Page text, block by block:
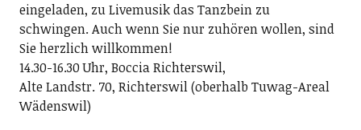
eingeladen, zu Livemusik das Tanzbein zu
schwingen. Auch wenn Sie nur zuhören wollen, sind
Sie herzlich willkommen!
14.30-16.30 Uhr, Boccia Richterswil,
Alte Landstr. 70, Richterswil (oberhalb Tuwag-Areal
Wädenswil)